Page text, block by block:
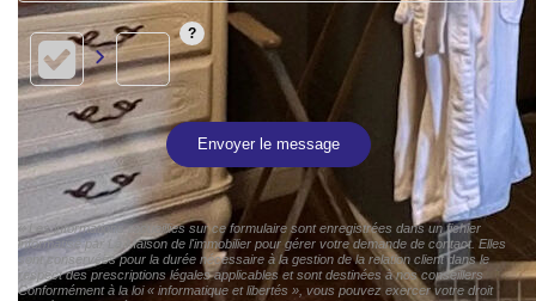
Envoyer le message
« Les informations recueillies sur ce formulaire sont enregistrées dans un fichier
informatisé par La Maison de l'immobilier pour gérer votre demande de contact. Elles
sont conservées pour la durée nécessaire à la gestion de la relation client dans le
respect des prescriptions légales applicables et sont destinées à nos conseillers
Conformément à la loi « informatique et libertés », vous pouvez exercer votre droit